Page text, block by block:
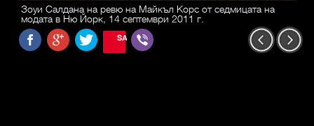
Зоуи Салдана на ревю на Майкъл Корс от седмицата на
модата в Ню Йорк, 14 септември 2011 г.
SAVE